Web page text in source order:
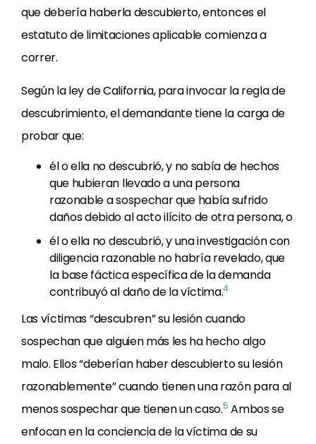
que debería haberla descubierto, entonces el
estatuto de limitaciones aplicable comienza a
correr.
Según la ley de California, para invocar la regla de
descubrimiento, el demandante tiene la carga de
probar que:
él o ella no descubrió, y no sabía de hechos
que hubieran llevado a una persona
razonable a sospechar que había sufrido
daños debido al acto ilícito de otra persona, o
él o ella no descubrió, y una investigación con
diligencia razonable no habría revelado, que
la base fáctica específica de la demanda
contribuyó al daño de la víctima.4
Las víctimas “descubren” su lesión cuando
sospechan que alguien más les ha hecho algo
malo. Ellos “deberían haber descubierto su lesión
razonablemente” cuando tienen una razón para al
menos sospechar que tienen un caso.5 Ambos se
enfocan en la conciencia de la víctima de su